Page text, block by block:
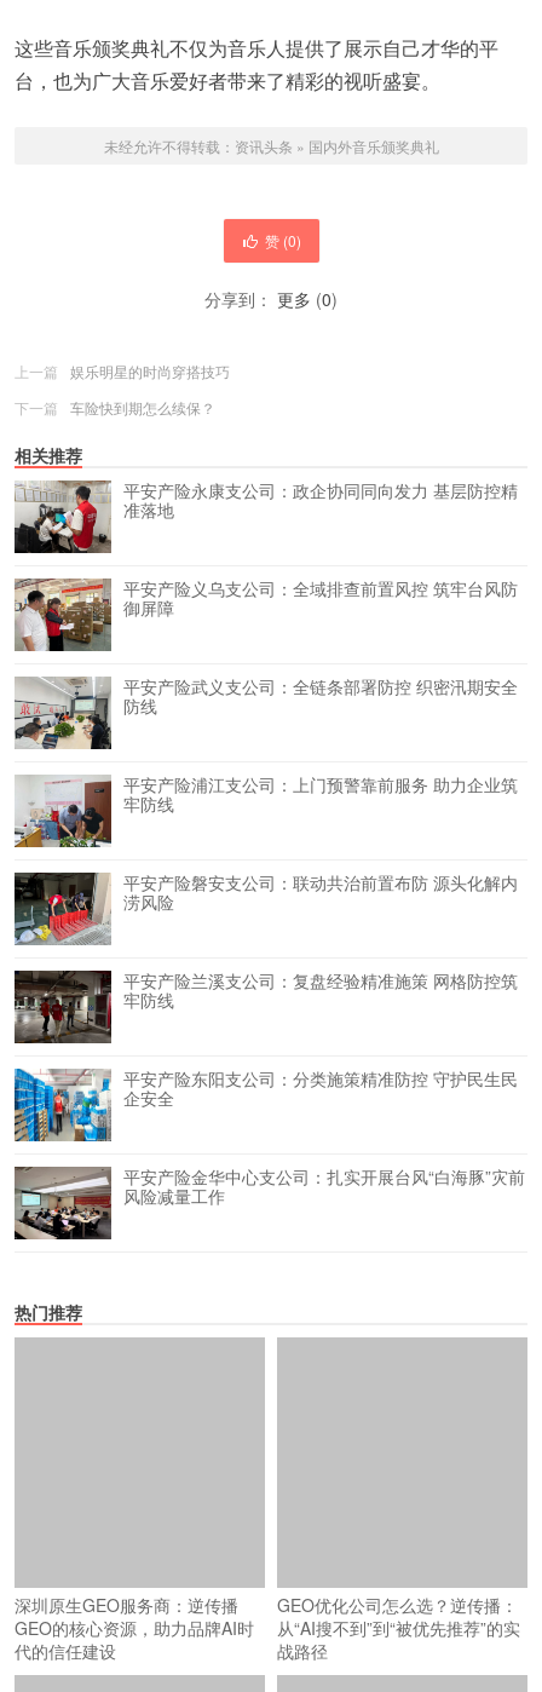
这些音乐颁奖典礼不仅为音乐人提供了展示自己才华的平
台，也为广大音乐爱好者带来了精彩的视听盛宴。
未经允许不得转载： 资讯头条 » 国内外音乐颁奖典礼
赞 (0)
分享到： 更多 (0)
上一篇
娱乐明星的时尚穿搭技巧
下一篇
车险快到期怎么续保？
相关推荐
平安产险永康支公司：政企协同同向发力 基层防控精
准落地
平安产险义乌支公司：全域排查前置风控 筑牢台风防
御屏障
平安产险武义支公司：全链条部署防控 织密汛期安全
防线
平安产险浦江支公司：上门预警靠前服务 助力企业筑
牢防线
平安产险磐安支公司：联动共治前置布防 源头化解内
涝风险
平安产险兰溪支公司：复盘经验精准施策 网格防控筑
牢防线
平安产险东阳支公司：分类施策精准防控 守护民生民
企安全
平安产险金华中心支公司：扎实开展台风“白海豚”灾前
风险减量工作
热门推荐
深圳原生GEO服务商：逆传播
GEO的核心资源，助力品牌AI时
代的信任建设
GEO优化公司怎么选？逆传播：
从“AI搜不到”到“被优先推荐”的实
战路径